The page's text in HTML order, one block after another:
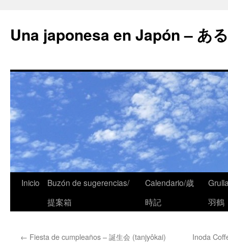
Una japonesa en Japón – あ
Inicio
Buzón de sugerencias/
提案箱
Calendario/歳
時記
羽鶴
← Fiesta de cumpleaños – 誕生会 (tanjyôkai) Inoda